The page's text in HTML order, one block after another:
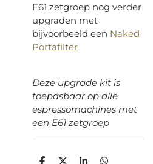
E61 zetgroep nog verder
upgraden met
bijvoorbeeld een Naked
Portafilter
Deze upgrade kit is
toepasbaar op alle
espressomachines met
een E61 zetgroep